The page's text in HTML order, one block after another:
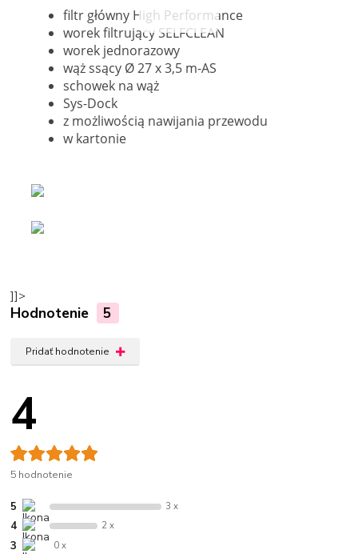
filtr główny High Performance
worek filtrujący SELFCLEAN
worek jednorazowy
wąż ssący Ø 27 x 3,5 m-AS
schowek na wąż
Sys-Dock
z możliwością nawijania przewodu
w kartonie
]]>
Hodnotenie 5
Pridať hodnotenie
4
5 hodnotenie
5 3 x
4 2 x
3 0 x